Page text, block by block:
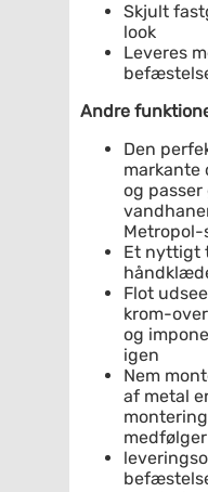
Skjult
look
Leveres
Andre
Den
markante
og
Metropol-
Et nyttigt
Flot
krom-
og
igen
Nem
af metal